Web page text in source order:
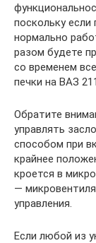
поскольку
нормально
разом будете
со временем
печки на ВАЗ
Обратите
управлять
способом при
крайнее
кроется в
—
управления.
Если любой из